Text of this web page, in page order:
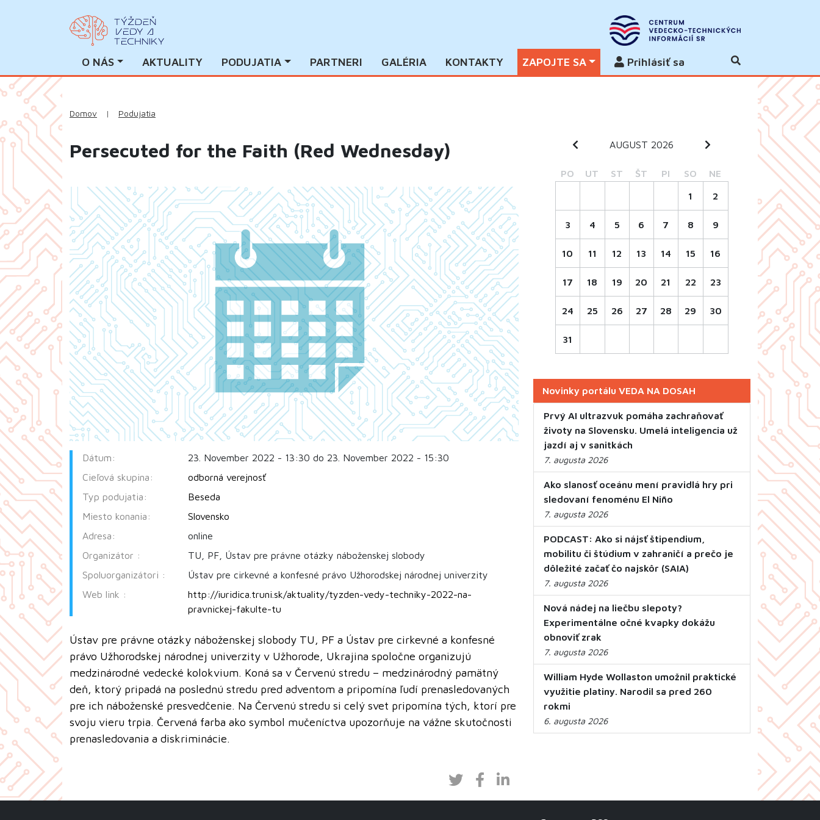
O NÁS AKTUALITY PODUJATIA PARTNERI GALÉRIA KONTAKTY ZAPOJTE SA Prihlásiť sa
Domov | Podujatia
Persecuted for the Faith (Red Wednesday)
Dátum:
23. November 2022 - 13:30 do 23. November 2022 - 15:30
Cieľová skupina:
odborná verejnosť
Typ podujatia:
Beseda
Miesto konania:
Slovensko
Adresa:
online
Organizátor :
TU, PF, Ústav pre právne otázky náboženskej slobody
Spoluorganizátori :
Ústav pre cirkevné a konfesné právo Užhorodskej národnej univerzity
Web link :
http://iuridica.truni.sk/aktuality/tyzden-vedy-techniky-2022-na-
pravnickej-fakulte-tu
Ústav pre právne otázky náboženskej slobody TU, PF a Ústav pre cirkevné a konfesné
právo Užhorodskej národnej univerzity v Užhorode, Ukrajina spoločne organizujú
medzinárodné vedecké kolokvium. Koná sa v Červenú stredu – medzinárodný pamätný
deň, ktorý pripadá na poslednú stredu pred adventom a pripomína ľudí prenasledovaných
pre ich náboženské presvedčenie. Na Červenú stredu si celý svet pripomína tých, ktorí pre
svoju vieru trpia. Červená farba ako symbol mučeníctva upozorňuje na vážne skutočnosti
prenasledovania a diskriminácie.
AUGUST 2026
PO UT ST ŠT PI SO NE
1 2
3 4 5 6 7 8 9
10 11 12 13 14 15 16
17 18 19 20 21 22 23
24 25 26 27 28 29 30
31
Novinky portálu VEDA NA DOSAH
Prvý AI ultrazvuk pomáha zachraňovať
životy na Slovensku. Umelá inteligencia už
jazdí aj v sanitkách
7. augusta 2026
Ako slanosť oceánu mení pravidlá hry pri
sledovaní fenoménu El Niño
7. augusta 2026
PODCAST: Ako si nájsť štipendium,
mobilitu či štúdium v zahraničí a prečo je
dôležité začať čo najskôr (SAIA)
7. augusta 2026
Nová nádej na liečbu slepoty?
Experimentálne očné kvapky dokážu
obnoviť zrak
7. augusta 2026
William Hyde Wollaston umožnil praktické
využitie platiny. Narodil sa pred 260
rokmi
6. augusta 2026